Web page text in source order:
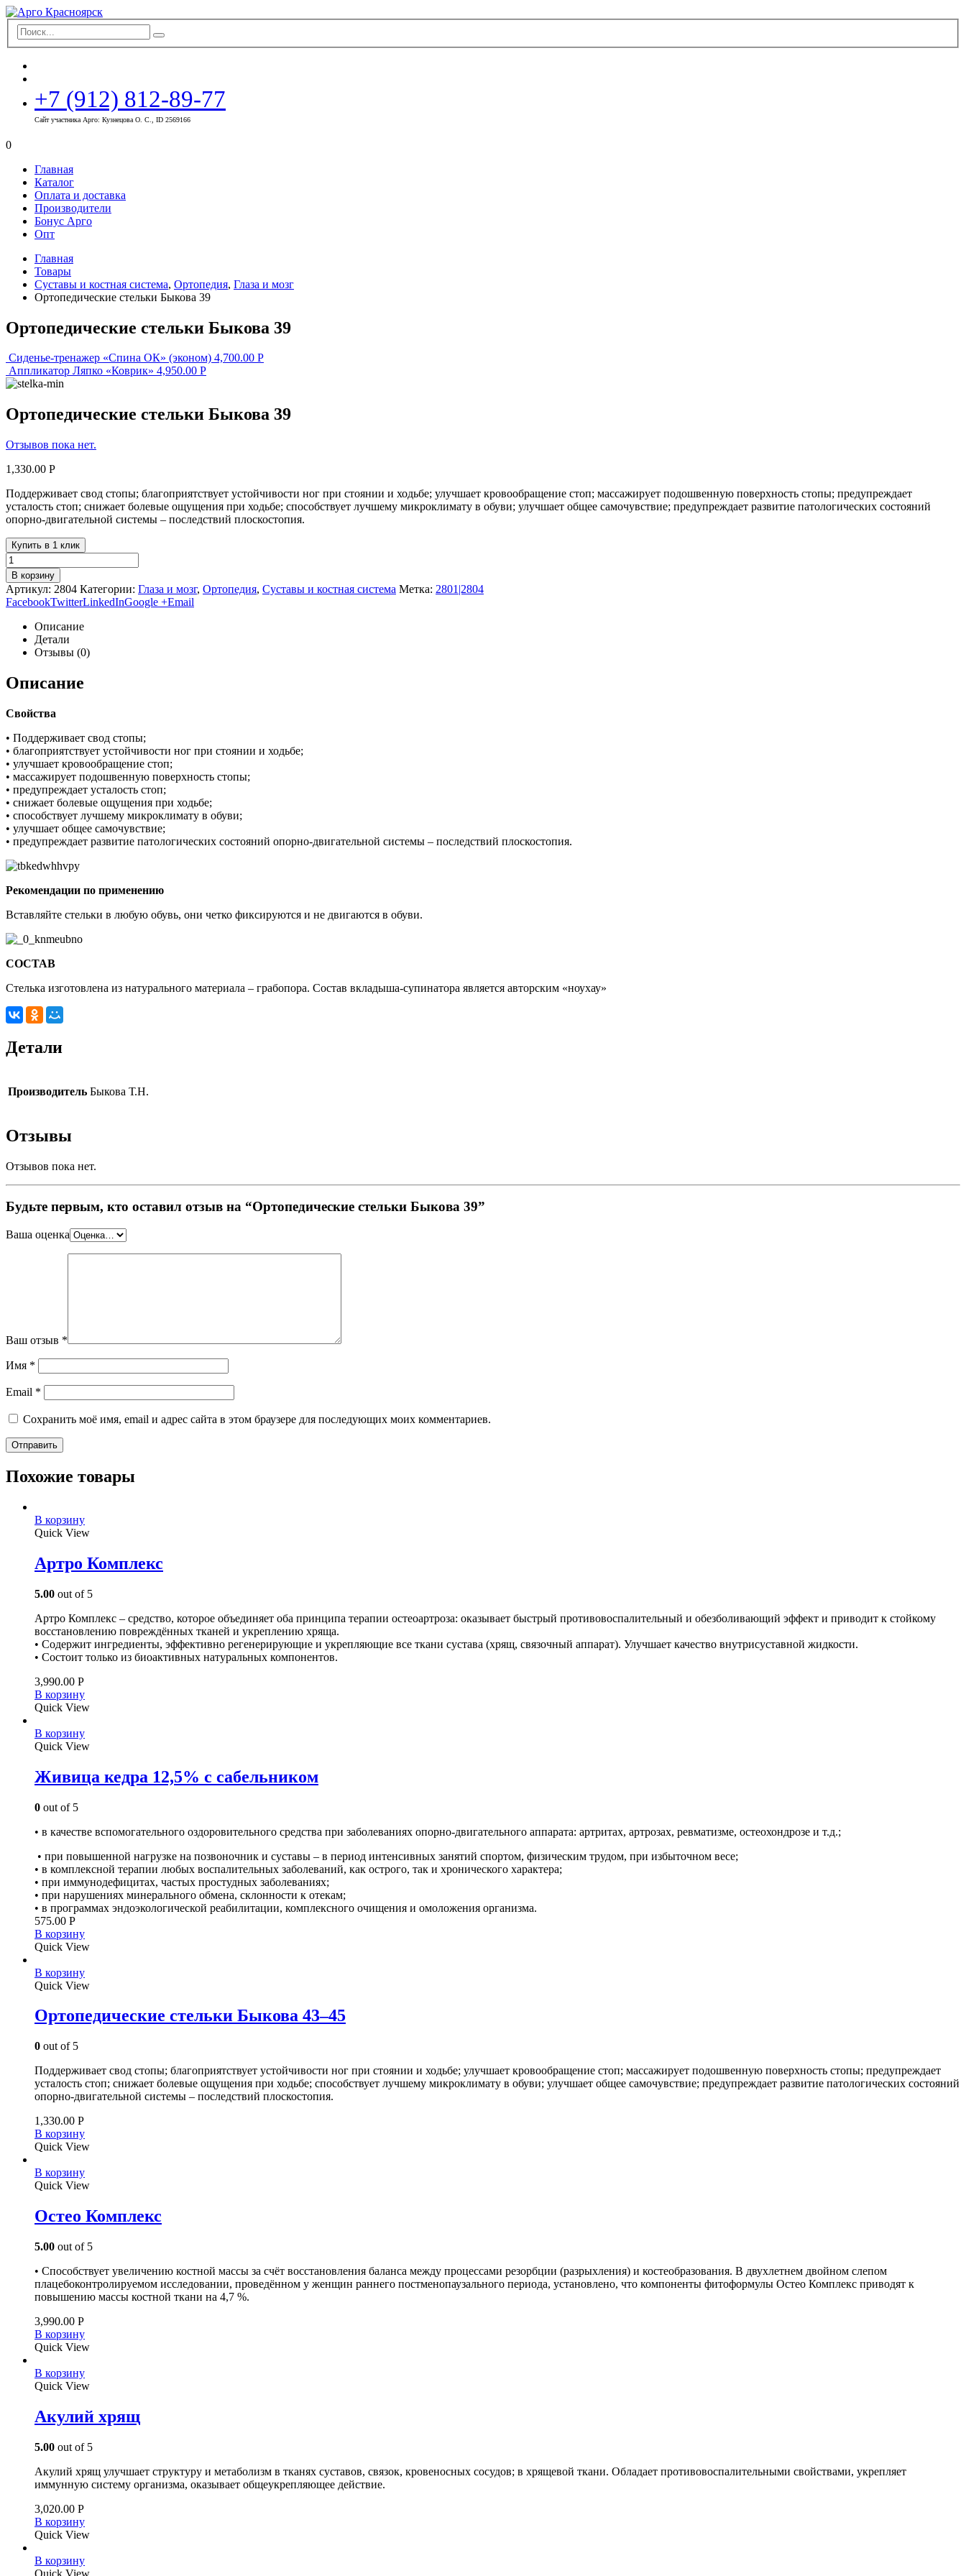
+7 (912) 812-89-77
Сайт участника Арго: Кузнецова О. С., ID 2569166
0
Главная
Каталог
Оплата и доставка
Производители
Бонус Арго
Опт
Главная
Товары
Суставы и костная система, Ортопедия, Глаза и мозг
Ортопедические стельки Быкова 39
Ортопедические стельки Быкова 39
Cиденье-тренажер «Спина ОК» (эконом) 4,700.00 Р
Аппликатор Ляпко «Коврик» 4,950.00 Р
Ортопедические стельки Быкова 39
Отзывов пока нет.
1,330.00 Р
Поддерживает свод стопы; благоприятствует устойчивости ног при стоянии и ходьбе; улучшает кровообращение стоп; массажирует подошвенную поверхность стопы; предупреждает
усталость стоп; снижает болевые ощущения при ходьбе; способствует лучшему микроклимату в обуви; улучшает общее самочувствие; предупреждает развитие патологических состояний
опорно-двигательной системы – последствий плоскостопия.
Купить в 1 клик
В корзину
Артикул: 2804 Категории: Глаза и мозг, Ортопедия, Суставы и костная система Метка: 2801|2804
FacebookTwitterLinkedInGoogle +Email
Описание
Детали
Отзывы (0)
Описание
Свойства
• Поддерживает свод стопы;
• благоприятствует устойчивости ног при стоянии и ходьбе;
• улучшает кровообращение стоп;
• массажирует подошвенную поверхность стопы;
• предупреждает усталость стоп;
• снижает болевые ощущения при ходьбе;
• способствует лучшему микроклимату в обуви;
• улучшает общее самочувствие;
• предупреждает развитие патологических состояний опорно-двигательной системы – последствий плоскостопия.
Рекомендации по применению
Вставляйте стельки в любую обувь, они четко фиксируются и не двигаются в обуви.
СОСТАВ
Стелька изготовлена из натурального материала – грабопора. Состав вкладыша-супинатора является авторским «ноу­хау»
Детали
Производитель Быкова Т.Н.
Отзывы
Отзывов пока нет.
Будьте первым, кто оставил отзыв на “Ортопедические стельки Быкова 39”
Ваша оценка
Ваш отзыв *
Имя *
Email *
Сохранить моё имя, email и адрес сайта в этом браузере для последующих моих комментариев.
Похожие товары
В корзину
Quick View
Артро Комплекс
5.00 out of 5
Артро Комплекс – средство, которое объединяет оба принципа терапии остеоартроза: оказывает быстрый противовоспалительный и обезболивающий эффект и приводит к стойкому
восстановлению повреждённых тканей и укреплению хряща.
• Содержит ингредиенты, эффективно регенерирующие и укрепляющие все ткани сустава (хрящ, связочный аппарат). Улучшает качество внутрисуставной жидкости.
• Состоит только из биоактивных натуральных компонентов.
3,990.00 Р
В корзину
Quick View
В корзину
Quick View
Живица кедра 12,5% с сабельником
0 out of 5
• в качестве вспомогательного оздоровительного средства при заболеваниях опорно-двигательного аппарата: артритах, артрозах, ревматизме, остеохондрозе и т.д.;
• при повышенной нагрузке на позвоночник и суставы – в период интенсивных занятий спортом, физическим трудом, при избыточном весе;
• в комплексной терапии любых воспалительных заболеваний, как острого, так и хронического характера;
• при иммунодефицитах, частых простудных заболеваниях;
• при нарушениях минерального обмена, склонности к отекам;
• в программах эндоэкологической реабилитации, комплексного очищения и омоложения организма.
575.00 Р
В корзину
Quick View
В корзину
Quick View
Ортопедические стельки Быкова 43–45
0 out of 5
Поддерживает свод стопы; благоприятствует устойчивости ног при стоянии и ходьбе; улучшает кровообращение стоп; массажирует подошвенную поверхность стопы; предупреждает
усталость стоп; снижает болевые ощущения при ходьбе; способствует лучшему микроклимату в обуви; улучшает общее самочувствие; предупреждает развитие патологических состояний
опорно-двигательной системы – последствий плоскостопия.
1,330.00 Р
В корзину
Quick View
В корзину
Quick View
Остео Комплекс
5.00 out of 5
• Способствует увеличению костной массы за счёт восстановления баланса между процессами резорбции (разрыхления) и костеобразования. В двухлетнем двойном слепом
плацебоконтролируемом исследовании, проведённом у женщин раннего постменопаузального периода, установлено, что компоненты фитоформулы Остео Комплекс приводят к
повышению массы костной ткани на 4,7 %.
3,990.00 Р
В корзину
Quick View
В корзину
Quick View
Акулий хрящ
5.00 out of 5
Акулий хрящ улучшает структуру и метаболизм в тканях суставов, связок, кровеносных сосудов; в хрящевой ткани. Обладает противовоспалительными свойствами, укрепляет
иммунную систему организма, оказывает общеукрепляющее действие.
3,020.00 Р
В корзину
Quick View
В корзину
Quick View